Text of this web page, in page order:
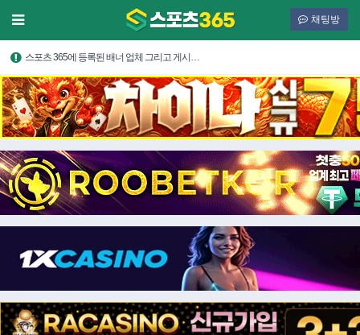
채팅방
스포츠 365에 등록된 배너 업체 그리고 게시…